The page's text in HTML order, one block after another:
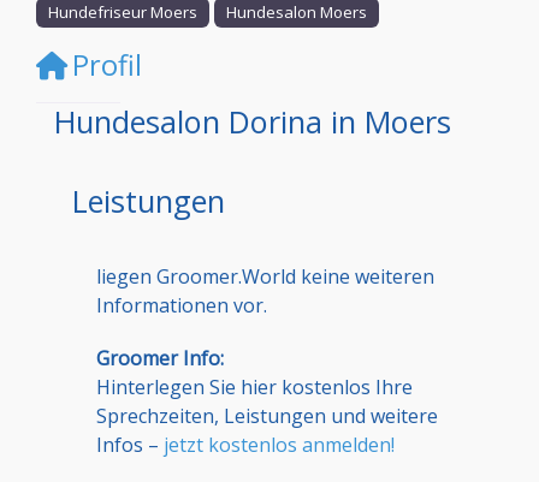
Hundefriseur Moers
Hundesalon Moers
Profil
Hundesalon Dorina in Moers
Leistungen
liegen Groomer.World keine weiteren
Informationen vor.
Groomer Info:
Hinterlegen Sie hier kostenlos Ihre
Sprechzeiten, Leistungen und weitere
Infos – jetzt kostenlos anmelden!